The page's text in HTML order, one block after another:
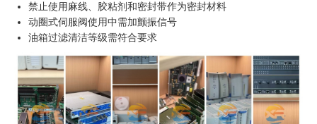
禁止使用麻线、胶粘剂和密封带作为密封材料
动圈式伺服阀使用中需加颤振信号
油箱过滤清洁等级需符合要求